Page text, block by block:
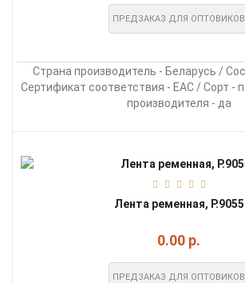
ПРЕДЗАКАЗ ДЛЯ ОПТОВИКОВ
Страна производитель - Беларусь /
Сертификат соответствия - EAC / Сорт -
производителя - да
Лента ременная, Р.9055
0.00 р.
ПРЕДЗАКАЗ ДЛЯ ОПТОВИКОВ